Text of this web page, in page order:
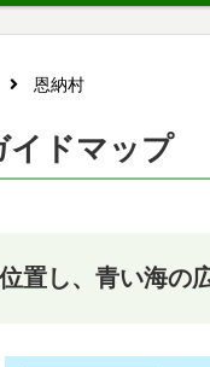
恩納村
イドマップ
置し、青い海の